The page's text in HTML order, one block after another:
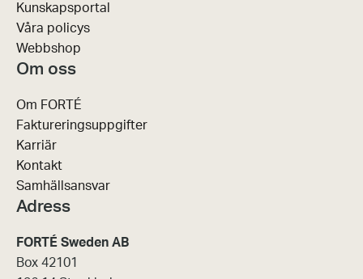
Kunskapsportal
Våra policys
Webbshop
Om oss
Om FORTÉ
Faktureringsuppgifter
Karriär
Kontakt
Samhällsansvar
Adress
FORTÉ Sweden AB
Box 42101